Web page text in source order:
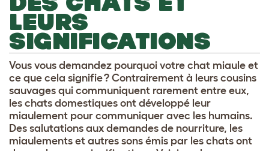
LEURS
SIGNIFICATIONS
Vous vous demandez pourquoi votre chat miaule et
ce que cela signifie ? Contrairement à leurs cousins
sauvages qui communiquent rarement entre eux,
les chats domestiques ont développé leur
miaulement pour communiquer avec les humains.
Des salutations aux demandes de nourriture, les
miaulements et autres sons émis par les chats ont